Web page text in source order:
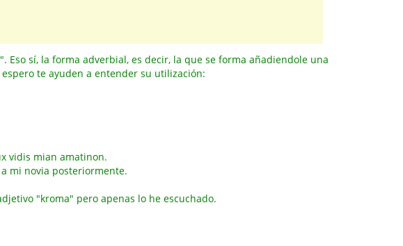
sí, la forma adverbial, es decir, la que se forma añadiendole una
te ayuden a entender su utilización:
vidis mian amatinon.
mi novia posteriormente.
"kroma" pero apenas lo he escuchado.